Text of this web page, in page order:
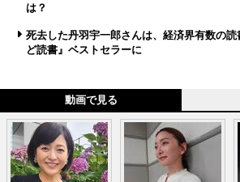
は？
死去した丹羽宇一郎さんは、経済界有数の
ど読書』ベストセラーに
動画で見る